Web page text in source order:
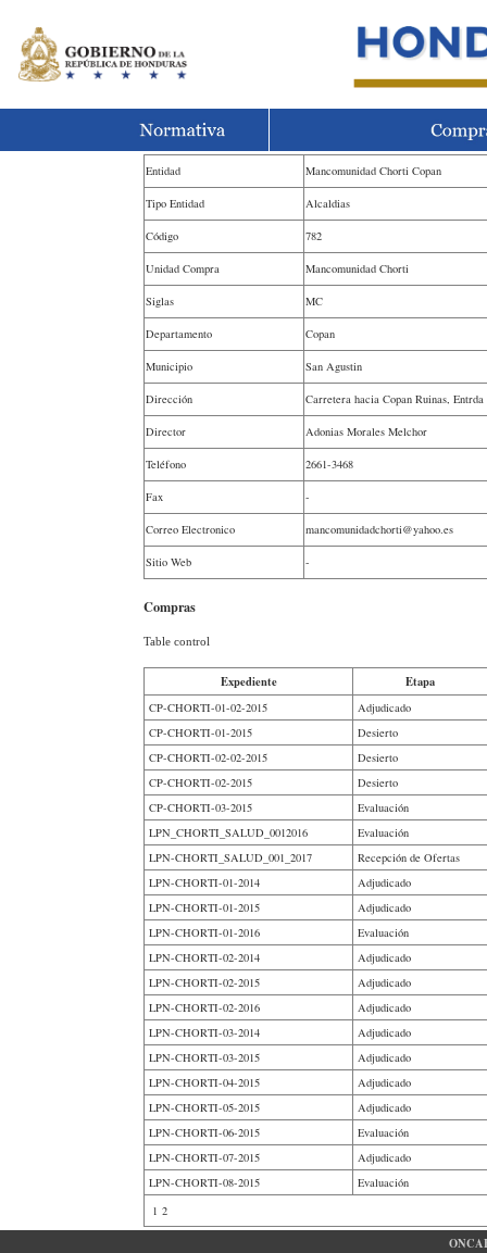
Entidad Mancomunidad Chorti Copan
Tipo Entidad Alcaldias
Código 782
Unidad Compra Mancomunidad Chorti
Siglas MC
Departamento Copan
Municipio San Agustin
Dirección Carretera hacia Copan Ruinas,
Director Adonias Morales Melchor
Teléfono 2661-3468
Fax -
Correo Electronico mancomunidadchorti@yahoo.es
Sitio Web -
Compras
Table control
Expediente Etapa
CP-CHORTI-01-02-2015
Adjudicado
CP-CHORTI-01-2015
Desierto
CP-CHORTI-02-02-2015
Desierto
CP-CHORTI-02-2015
Desierto
CP-CHORTI-03-2015
Evaluación
LPN_CHORTI_SALUD_0012016
Evaluación
LPN-CHORTI_SALUD_001_2017
Recepción de Ofertas
LPN-CHORTI-01-2014
Adjudicado
LPN-CHORTI-01-2015
Adjudicado
LPN-CHORTI-01-2016
Evaluación
LPN-CHORTI-02-2014
Adjudicado
LPN-CHORTI-02-2015
Adjudicado
LPN-CHORTI-02-2016
Adjudicado
LPN-CHORTI-03-2014
Adjudicado
LPN-CHORTI-03-2015
Adjudicado
LPN-CHORTI-04-2015
Adjudicado
LPN-CHORTI-05-2015
Adjudicado
LPN-CHORTI-06-2015
Evaluación
LPN-CHORTI-07-2015
Adjudicado
LPN-CHORTI-08-2015
Evaluación
1 2